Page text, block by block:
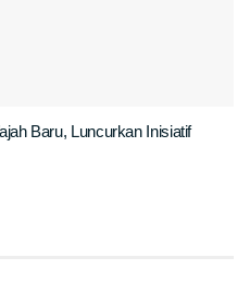
Baru, Luncurkan Inisiatif